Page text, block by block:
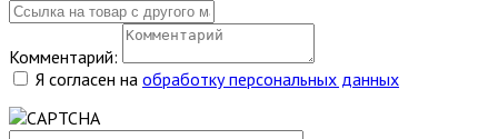
Комментарий:
Я согласен на обработку персональных данных